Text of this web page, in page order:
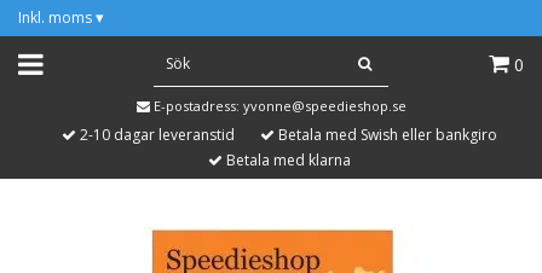
Inkl. moms ▾
0
E-postadress: yvonne@speedieshop.se
2-10 dagar leveranstid
Betala med Swish eller bankgiro
Betala med klarna